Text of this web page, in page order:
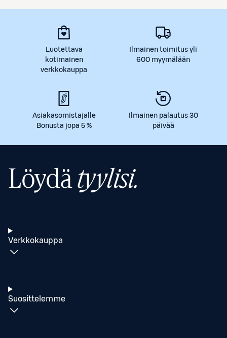
Luotettava
kotimainen
verkkokauppa
Ilmainen toimitus yli
600 myymälään
Asiakasomistajalle
Bonusta jopa 5 %
Ilmainen palautus 30
päivää
Löydätyylisi.
Verkkokauppa
Suosittelemme